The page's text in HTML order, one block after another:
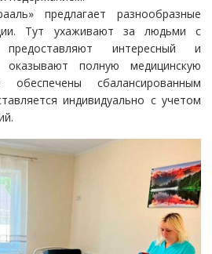
предлагает разнообразные
Тут ухаживают за людьми с
интересный и
оказывают полную медицинскую
сбалансированным
индивидуально с учетом